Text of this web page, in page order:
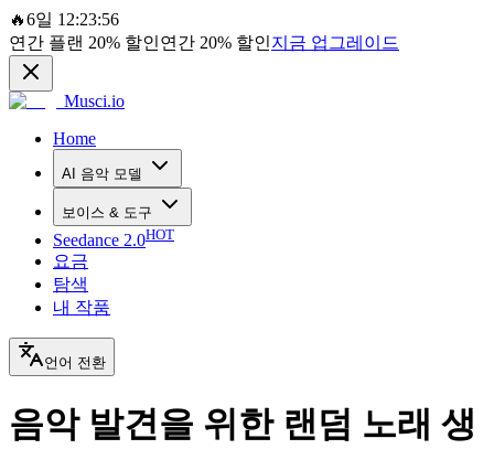
🔥6일 12:23:56
연간 플랜 20% 할인연간 20% 할인지금 업그레이드
Musci.io
Home
AI 음악 모델
보이스 & 도구
Seedance 2.0HOT
요금
탐색
내 작품
언어 전환
음악 발견을 위한 랜덤 노래 생